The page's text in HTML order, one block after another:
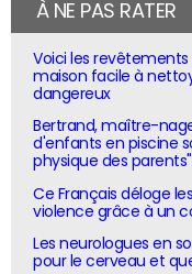
À NE PAS RATER
Voici les revêtements
maison facile à
dangereux
Bertrand, maître-
d'enfants en piscine
physique des parents"
Ce Français déloge
violence grâce à un
Les neurologues en
pour le cerveau et